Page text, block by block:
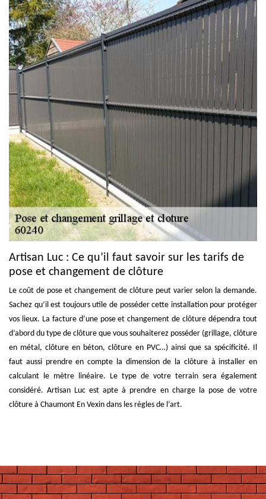
Artisan Luc : Ce qu’il faut savoir sur les tarifs de
pose et changement de clôture
Le coût de pose et changement de clôture peut varier selon la demande.
Sachez qu’il est toujours utile de posséder cette installation pour protéger
vos lieux. La facture d’une pose et changement de clôture dépendra tout
d’abord du type de clôture que vous souhaiterez posséder (grillage, clôture
en métal, clôture en béton, clôture en PVC…) ainsi que sa spécificité. Il
faut aussi prendre en compte la dimension de la clôture à installer en
calculant le mètre linéaire. Le type de votre terrain sera également
considéré. Artisan Luc est apte à prendre en charge la pose de votre
clôture à Chaumont En Vexin dans les règles de l’art.